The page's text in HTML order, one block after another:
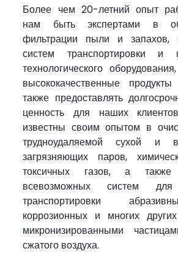
аксессуары
для
силосов
Аксессуары
для
резервуаров
для
воды
Услуги
Секторы
Сертификаты
Новости
Контакт
Более чем 20-летний опыт
нам быть экспертами в
фильтрации пыли и запахов,
систем транспортировки и
технологического
высококачественные
также предоставлять
ценность для наших
известны своим опытом в
трудноудаляемой сухой и
загрязняющих паров,
токсичных газов, а
всевозможных систем для
транспортировки
коррозионных и многих
микронизированными
сжатого воздуха.